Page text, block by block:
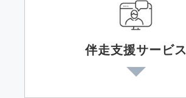
伴走支援サービス